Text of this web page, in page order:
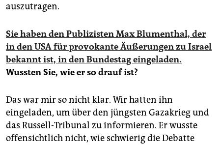
auszutragen.
Sie haben den Publizisten Max Blumenthal, der
in den USA für provokante Äußerungen zu Israel
bekannt ist, in den Bundestag eingeladen.
Wussten Sie, wie er so drauf ist?
Das war mir so nicht klar. Wir hatten ihn
eingeladen, um über den jüngsten Gazakrieg und
das Russell-Tribunal zu informieren. Er wusste
offensichtlich nicht, wie schwierig die Debatte